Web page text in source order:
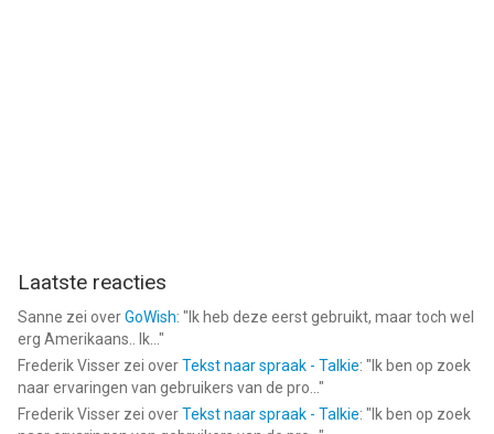
Laatste reacties
Sanne zei overGoWish: " Ik heb deze eerst gebruikt, maar toch wel
erg Amerikaans.. Ik... "
Frederik Visser zei overTekst naar spraak - Talkie: " Ik ben op zoek
naar ervaringen van gebruikers van de pro... "
Frederik Visser zei overTekst naar spraak - Talkie: " Ik ben op zoek